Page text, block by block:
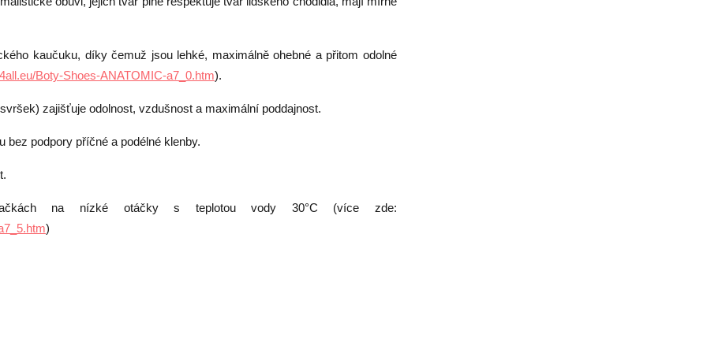
kaučuku, díky čemuž jsou lehké, maximálně ohebné a přitom odolné
Boty-Shoes-ANATOMIC-a7_0.htm).
zajišťuje odolnost, vzdušnost a maximální poddajnost.
bez podpory příčné a podélné klenby.
na nízké otáčky s teplotou vody 30°C (více zde:
)